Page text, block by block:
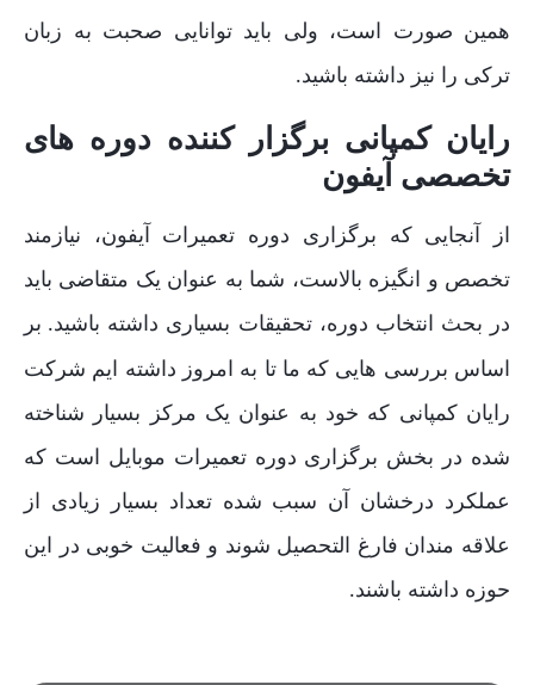
همین صورت است، ولی باید توانایی صحبت به زبان
ترکی را نیز داشته باشید.
رایان کمپانی برگزار کننده دوره های
تخصصی آیفون
از آنجایی که برگزاری دوره تعمیرات آیفون، نیازمند
تخصص و انگیزه بالاست، شما به عنوان یک متقاضی باید
در بحث انتخاب دوره، تحقیقات بسیاری داشته باشید. بر
اساس بررسی هایی که ما تا به امروز داشته ایم شرکت
رایان کمپانی که خود به عنوان یک مرکز بسیار شناخته
شده در بخش برگزاری دوره تعمیرات موبایل است که
عملکرد درخشان آن سبب شده تعداد بسیار زیادی از
علاقه مندان فارغ التحصیل شوند و فعالیت خوبی در این
حوزه داشته باشند.